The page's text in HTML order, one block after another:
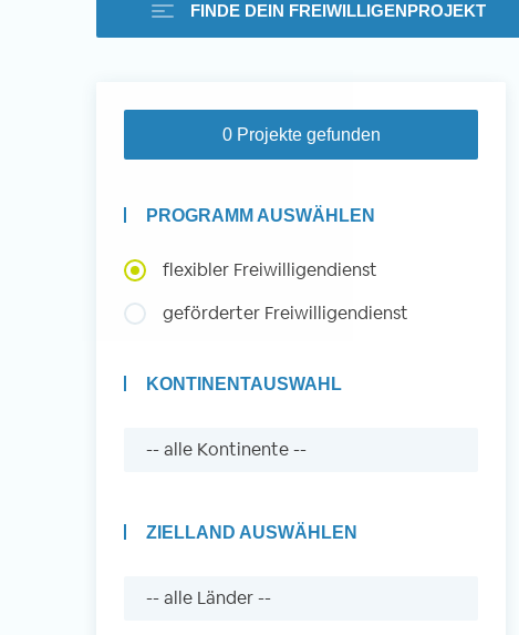
Freiwilligenarbeit im
Ausland -
Erfahrungsberichte
Auslandserfahrung
FINDE DEIN FREIWILLIGENPROJEKT
0 Projekte gefunden
PROGRAMM AUSWÄHLEN
flexibler Freiwilligendienst
geförderter Freiwilligendienst
KONTINENTAUSWAHL
ZIELLAND AUSWÄHLEN